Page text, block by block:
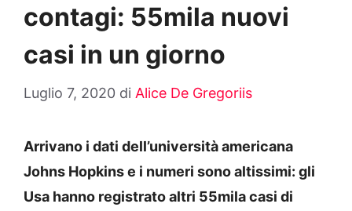
contagi: 55mila nuovi
casi in un giorno
Luglio 7, 2020 di Alice De Gregoriis
Arrivano i dati dell’università americana
Johns Hopkins e i numeri sono altissimi: gli
Usa hanno registrato altri 55mila casi di